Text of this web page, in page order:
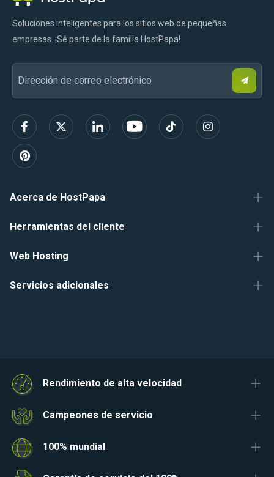
Soluciones inteligentes para los sitios web de pequeñas
empresas. ¡Sé parte de la familia HostPapa!
Dirección
de
correo
electrónico
u
s
r
Acerca de HostPapa
Herramientas del cliente
Web Hosting
Servicios adicionales
Rendimiento de alta velocidad
Campeones de servicio
100% mundial